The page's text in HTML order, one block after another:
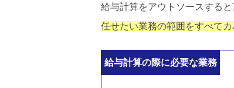
給与計算をアウトソースする
任せたい業務の範囲をすべて
給与計算の際に必要な業務